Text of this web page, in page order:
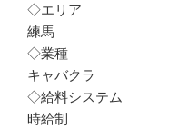
◇エリア
練馬
◇業種
キャバクラ
◇給料システム
時給制